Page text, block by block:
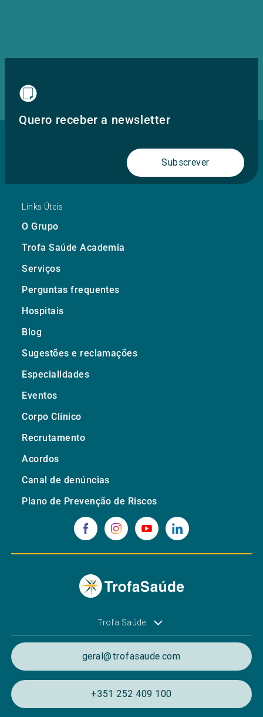
Quero receber a newsletter
Subscrever
Links Úteis
O Grupo
Trofa Saúde Academia
Serviços
Perguntas frequentes
Hospitais
Blog
Sugestões e reclamações
Especialidades
Eventos
Corpo Clínico
Recrutamento
Acordos
Canal de denúncias
Plano de Prevenção de Riscos
Trofa Saúde
geral@trofasaude.com
+351 252 409 100